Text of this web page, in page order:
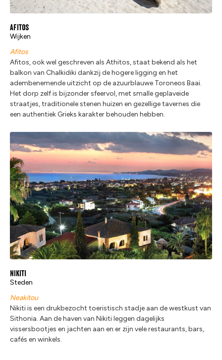
Afitos
Wijken
Afitos
Afitos, ook wel geschreven als Athitos, staat bekend als het
balkon van Chalkidiki dankzij de hogere ligging en het
adembenemende uitzicht op de azuurblauwe Toroneos Baai.
Het dorp zelf is bijzonder sfeervol, met smalle geplaveide
straatjes, traditionele stenen huizen en gezellige tavernes die
een authentiek Grieks karakter behouden hebben.
Nikiti
Steden
Neakitou
Nikiti is een drukbezocht toeristisch stadje aan de westkust van
Sithonia. Aan de haven van Nikiti leggen dagelijks
vissersbootjes en jachten aan en er zijn vele restaurants, bars,
cafés en winkels.